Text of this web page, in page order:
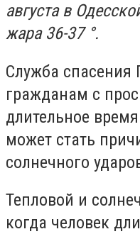
августа в
жара 36-37 °.
Служба спасения
гражданам с
длительное
может стать
солнечного
Тепловой и
когда человек